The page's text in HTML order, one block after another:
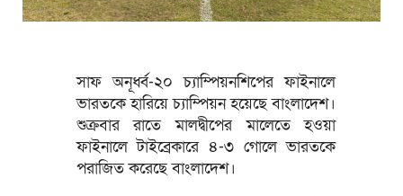
সাফ অনূর্ধ্ব-২০ চ্যাম্পিয়নশিপের ফাইনালে
ভারতকে হারিয়ে চ্যাম্পিয়ন হয়েছে বাংলাদেশ।
শুক্রবার রাতে মালদ্বীপের মালেতে হওয়া
ফাইনালে টাইব্রেকারে ৪-৩ গোলে ভারতকে
পরাজিত করেছে বাংলাদেশ।